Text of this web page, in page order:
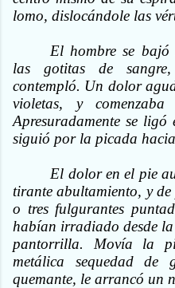
lomo, dislocándole las
El hombre se
las gotitas de
contempló. Un dolor
violetas, y
Apresuradamente se
siguió por la picada
El dolor en el pie
tirante abultamiento, y
o tres fulgurantes
habían irradiado desde
pantorrilla. Movía la
metálica sequedad de
quemante, le arrancó un